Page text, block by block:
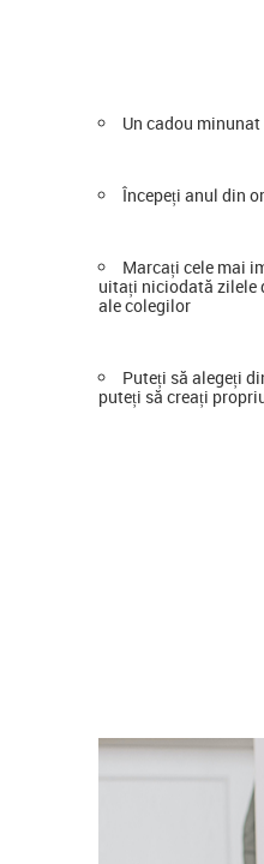
Un cadou
Începeți anul din
Marcați cele mai
uitați niciodată zilele
ale colegilor
Puteți să alegeți
puteți să creați